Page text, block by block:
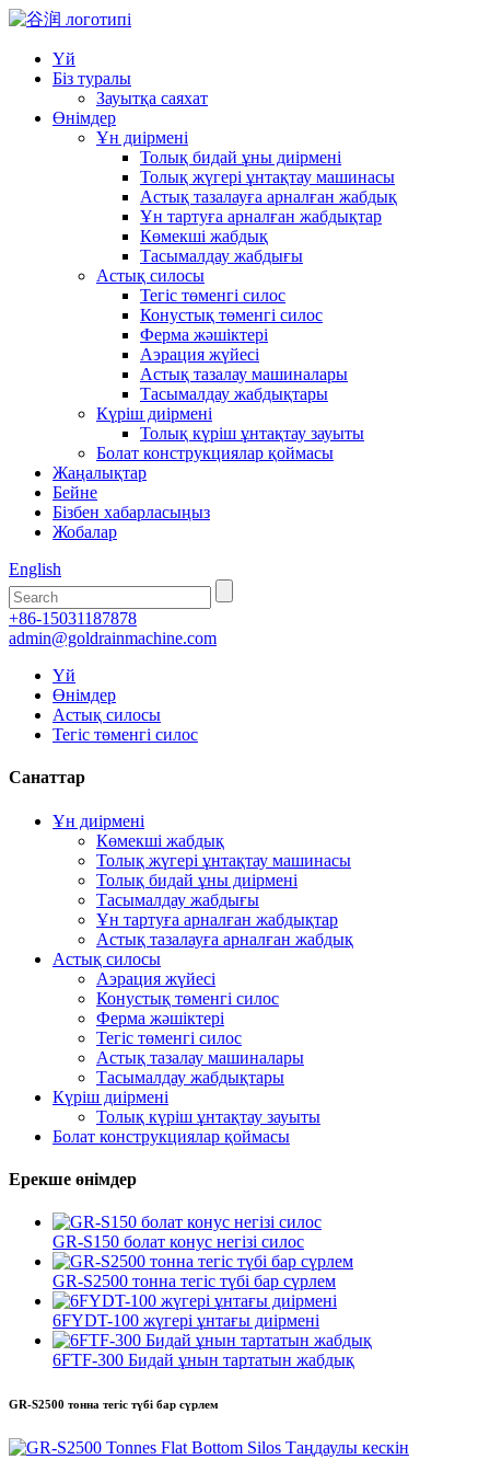
Үй
Біз туралы
Зауытқа саяхат
Өнімдер
Ұн диірмені
Толық бидай ұны диірмені
Толық жүгері ұнтақтау машинасы
Астық тазалауға арналған жабдық
Ұн тартуға арналған жабдықтар
Көмекші жабдық
Тасымалдау жабдығы
Астық силосы
Тегіс төменгі силос
Конустық төменгі силос
Ферма жәшіктері
Аэрация жүйесі
Астық тазалау машиналары
Тасымалдау жабдықтары
Күріш диірмені
Толық күріш ұнтақтау зауыты
Болат конструкциялар қоймасы
Жаңалықтар
Бейне
Бізбен хабарласыңыз
Жобалар
English
+86-15031187878
admin@goldrainmachine.com
Үй
Өнімдер
Астық силосы
Тегіс төменгі силос
Санаттар
Ұн диірмені
Көмекші жабдық
Толық жүгері ұнтақтау машинасы
Толық бидай ұны диірмені
Тасымалдау жабдығы
Ұн тартуға арналған жабдықтар
Астық тазалауға арналған жабдық
Астық силосы
Аэрация жүйесі
Конустық төменгі силос
Ферма жәшіктері
Тегіс төменгі силос
Астық тазалау машиналары
Тасымалдау жабдықтары
Күріш диірмені
Толық күріш ұнтақтау зауыты
Болат конструкциялар қоймасы
Ерекше өнімдер
GR-S150 болат конус негізі силос
GR-S2500 тонна тегіс түбі бар сүрлем
6FYDT-100 жүгері ұнтағы диірмені
6FTF-300 Бидай ұнын тартатын жабдық
GR-S2500 тонна тегіс түбі бар сүрлем